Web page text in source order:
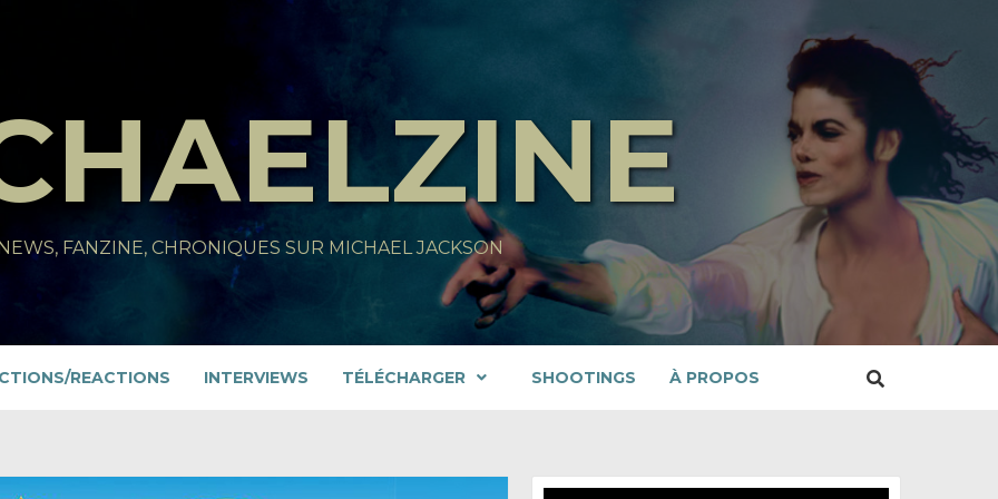
FANZINE, CHRONIQUES SUR MICHAEL JACKSON
REACTIONS INTERVIEWS TÉLÉCHARGER SHOOTINGS À PROPOS